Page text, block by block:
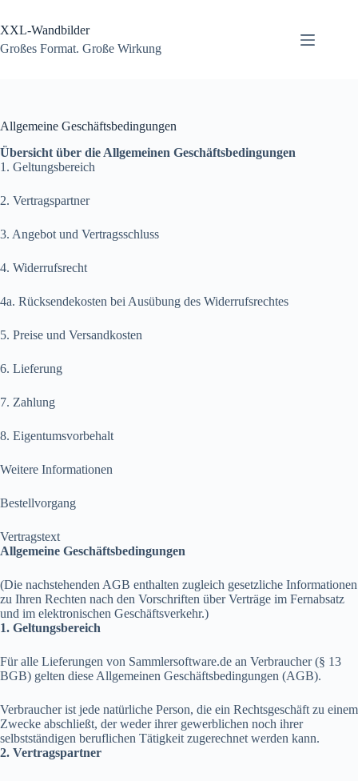
springen
XXL-Wandbilder
Großes Format. Große Wirkung
Allgemeine Geschäftsbedingungen
Übersicht über die Allgemeinen Geschäftsbedingungen
1. Geltungsbereich
2. Vertragspartner
3. Angebot und Vertragsschluss
4. Widerrufsrecht
4a. Rücksendekosten bei Ausübung des Widerrufsrechtes
5. Preise und Versandkosten
6. Lieferung
7. Zahlung
8. Eigentumsvorbehalt
Weitere Informationen
Bestellvorgang
Vertragstext
Allgemeine Geschäftsbedingungen
(Die nachstehenden AGB enthalten zugleich gesetzliche Informationen
zu Ihren Rechten nach den Vorschriften über Verträge im Fernabsatz
und im elektronischen Geschäftsverkehr.)
1. Geltungsbereich
Für alle Lieferungen von Sammlersoftware.de an Verbraucher (§ 13
BGB) gelten diese Allgemeinen Geschäftsbedingungen (AGB).
Verbraucher ist jede natürliche Person, die ein Rechtsgeschäft zu einem
Zwecke abschließt, der weder ihrer gewerblichen noch ihrer
selbstständigen beruflichen Tätigkeit zugerechnet werden kann.
2. Vertragspartner